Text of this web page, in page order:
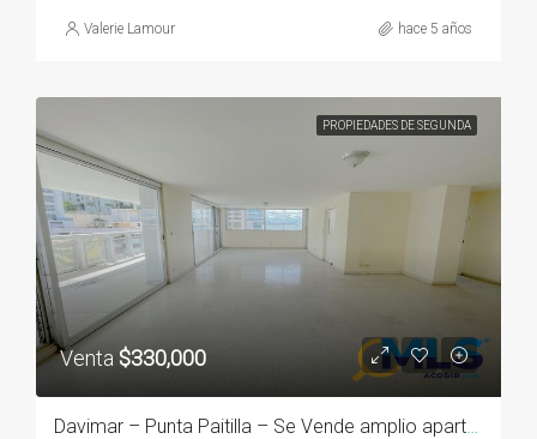
Valerie Lamour hace 5 años
PROPIEDADES DE SEGUNDA
Venta $330,000
Davimar – Punta Paitilla – Se Vende amplio apartamento